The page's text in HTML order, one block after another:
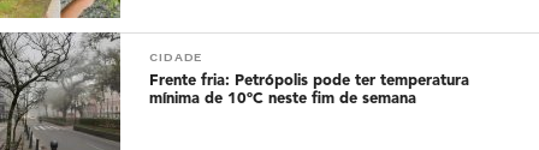
CIDADE
Frente fria: Petrópolis pode ter temperatura
mínima de 10ºC neste fim de semana